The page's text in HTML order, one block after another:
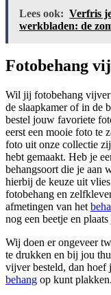
Lees ook: Verfris
werkbladen: de
Fotobehang
Wil jij fotobehang
de slaapkamer of in de
bestel jouw favoriete
eerst een mooie foto te
foto uit onze collectie
hebt gemaakt. Heb je
behangsoort die je aan
hierbij de keuze uit
fotobehang en
afmetingen van het
nog een beetje en
Wij doen er ongeveer
te drukken en bij jou
vijver besteld, dan hoef
behang op kunt plakken.